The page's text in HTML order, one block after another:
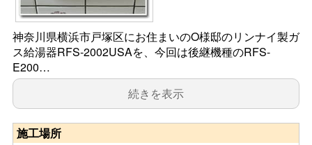
神奈川県横浜市戸塚区にお住まいのO様邸のリンナイ製ガ
ス給湯器RFS-2002USAを、今回は後継機種のRFS-
E200…
続きを表示
施工場所